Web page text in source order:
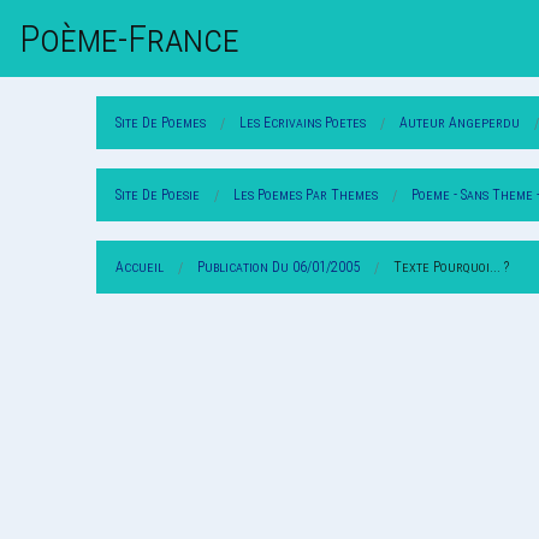
Poème-FrAnce
Site De Poemes Les Ecrivains Poetes Auteur Angeperdu
Site De Poesie Les Poemes Par Themes Poeme - Sans Theme -
Accueil Publication Du 06/01/2005 Texte Pourquoi... ?